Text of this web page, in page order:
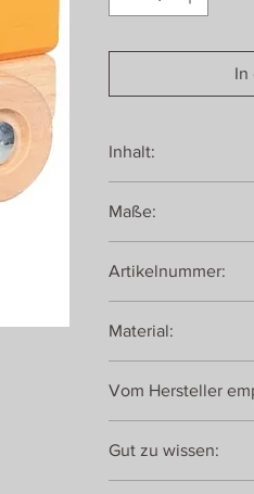
In
Inhalt:
Maße:
Artikelnummer:
Material:
Vom Hersteller
Gut zu wissen: